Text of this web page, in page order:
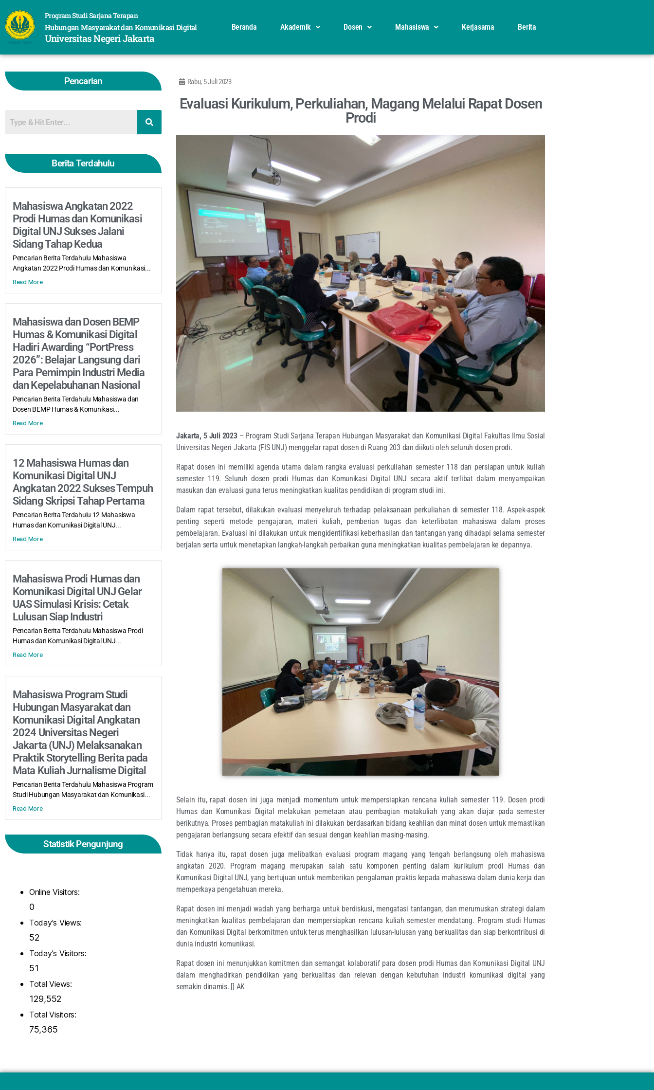
Program Studi Sarjana Terapan
Hubungan Masyarakat dan Komunikasi Digital
Universitas Negeri Jakarta
Beranda Akademik Dosen Mahasiswa Kerjasama Berita
Pencarian
Berita Terdahulu
Mahasiswa Angkatan 2022
Prodi Humas dan Komunikasi
Digital UNJ Sukses Jalani
Sidang Tahap Kedua
Pencarian Berita Terdahulu Mahasiswa
Angkatan 2022 Prodi Humas dan Komunikasi...
Read More
Mahasiswa dan Dosen BEMP
Humas & Komunikasi Digital
Hadiri Awarding “PortPress
2026”: Belajar Langsung dari
Para Pemimpin Industri Media
dan Kepelabuhanan Nasional
Pencarian Berita Terdahulu Mahasiswa dan
Dosen BEMP Humas & Komunikasi...
Read More
12 Mahasiswa Humas dan
Komunikasi Digital UNJ
Angkatan 2022 Sukses Tempuh
Sidang Skripsi Tahap Pertama
Pencarian Berita Terdahulu 12 Mahasiswa
Humas dan Komunikasi Digital UNJ...
Read More
Mahasiswa Prodi Humas dan
Komunikasi Digital UNJ Gelar
UAS Simulasi Krisis: Cetak
Lulusan Siap Industri
Pencarian Berita Terdahulu Mahasiswa Prodi
Humas dan Komunikasi Digital UNJ...
Read More
Mahasiswa Program Studi
Hubungan Masyarakat dan
Komunikasi Digital Angkatan
2024 Universitas Negeri
Jakarta (UNJ) Melaksanakan
Praktik Storytelling Berita pada
Mata Kuliah Jurnalisme Digital
Pencarian Berita Terdahulu Mahasiswa Program
Studi Hubungan Masyarakat dan Komunikasi...
Read More
Statistik Pengunjung
Online Visitors:
0
Today's Views:
52
Today's Visitors:
51
Total Views:
129,552
Total Visitors:
75,365
Rabu, 5 Juli 2023
Evaluasi Kurikulum, Perkuliahan, Magang Melalui Rapat Dosen
Prodi
Jakarta, 5 Juli 2023– Program Studi Sarjana Terapan Hubungan Masyarakat dan Komunikasi Digital Fakultas Ilmu Sosial
Universitas Negeri Jakarta (FIS UNJ) menggelar rapat dosen di Ruang 203 dan diikuti oleh seluruh dosen prodi.
Rapat dosen ini memiliki agenda utama dalam rangka evaluasi perkuliahan semester 118 dan persiapan untuk kuliah
semester 119. Seluruh dosen prodi Humas dan Komunikasi Digital UNJ secara aktif terlibat dalam menyampaikan
masukan dan evaluasi guna terus meningkatkan kualitas pendidikan di program studi ini.
Dalam rapat tersebut, dilakukan evaluasi menyeluruh terhadap pelaksanaan perkuliahan di semester 118. Aspek-aspek
penting seperti metode pengajaran, materi kuliah, pemberian tugas dan keterlibatan mahasiswa dalam proses
pembelajaran. Evaluasi ini dilakukan untuk mengidentifikasi keberhasilan dan tantangan yang dihadapi selama semester
berjalan serta untuk menetapkan langkah-langkah perbaikan guna meningkatkan kualitas pembelajaran ke depannya.
Selain itu, rapat dosen ini juga menjadi momentum untuk mempersiapkan rencana kuliah semester 119. Dosen prodi
Humas dan Komunikasi Digital melakukan pemetaan atau pembagian matakuliah yang akan diajar pada semester
berikutnya. Proses pembagian matakuliah ini dilakukan berdasarkan bidang keahlian dan minat dosen untuk memastikan
pengajaran berlangsung secara efektif dan sesuai dengan keahlian masing-masing.
Tidak hanya itu, rapat dosen juga melibatkan evaluasi program magang yang tengah berlangsung oleh mahasiswa
angkatan 2020. Program magang merupakan salah satu komponen penting dalam kurikulum prodi Humas dan
Komunikasi Digital UNJ, yang bertujuan untuk memberikan pengalaman praktis kepada mahasiswa dalam dunia kerja dan
memperkaya pengetahuan mereka.
Rapat dosen ini menjadi wadah yang berharga untuk berdiskusi, mengatasi tantangan, dan merumuskan strategi dalam
meningkatkan kualitas pembelajaran dan mempersiapkan rencana kuliah semester mendatang. Program studi Humas
dan Komunikasi Digital berkomitmen untuk terus menghasilkan lulusan-lulusan yang berkualitas dan siap berkontribusi di
dunia industri komunikasi.
Rapat dosen ini menunjukkan komitmen dan semangat kolaboratif para dosen prodi Humas dan Komunikasi Digital UNJ
dalam menghadirkan pendidikan yang berkualitas dan relevan dengan kebutuhan industri komunikasi digital yang
semakin dinamis. [] AK